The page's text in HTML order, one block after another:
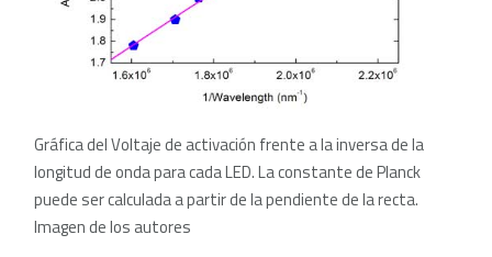
Gráfica del Voltaje de activación frente a la inversa de la
longitud de onda para cada LED. La constante de Planck
puede ser calculada a partir de la pendiente de la recta.
Imagen de los autores